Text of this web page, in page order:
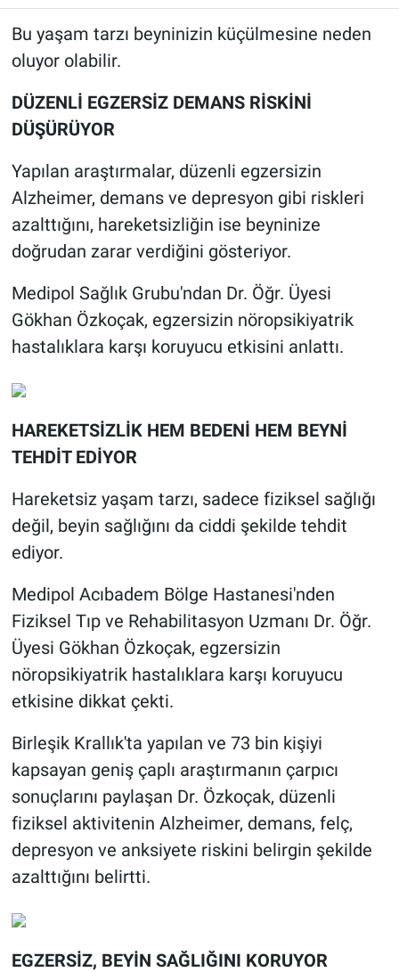
Bu yaşam tarzı beyninizin küçülmesine neden
oluyor olabilir.
DÜZENLİ EGZERSİZ DEMANS RİSKİNİ
DÜŞÜRÜYOR
Yapılan araştırmalar, düzenli egzersizin
Alzheimer, demans ve depresyon gibi riskleri
azalttığını, hareketsizliğin ise beyninize
doğrudan zarar verdiğini gösteriyor.
Medipol Sağlık Grubu'ndan Dr. Öğr. Üyesi
Gökhan Özkoçak, egzersizin nöropsikiyatrik
hastalıklara karşı koruyucu etkisini anlattı.
HAREKETSİZLİK HEM BEDENİ HEM BEYNİ
TEHDİT EDİYOR
Hareketsiz yaşam tarzı, sadece fiziksel sağlığı
değil, beyin sağlığını da ciddi şekilde tehdit
ediyor.
Medipol Acıbadem Bölge Hastanesi'nden
Fiziksel Tıp ve Rehabilitasyon Uzmanı Dr. Öğr.
Üyesi Gökhan Özkoçak, egzersizin
nöropsikiyatrik hastalıklara karşı koruyucu
etkisine dikkat çekti.
Birleşik Krallık'ta yapılan ve 73 bin kişiyi
kapsayan geniş çaplı araştırmanın çarpıcı
sonuçlarını paylaşan Dr. Özkoçak, düzenli
fiziksel aktivitenin Alzheimer, demans, felç,
depresyon ve anksiyete riskini belirgin şekilde
azalttığını belirtti.
EGZERSİZ, BEYİN SAĞLIĞINI KORUYOR